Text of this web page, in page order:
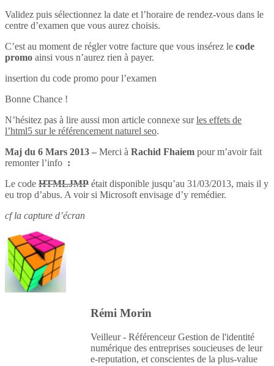
Validez puis sélectionnez la date et l’horaire de rendez-vous dans le
centre d’examen que vous aurez choisis.
C’est au moment de régler votre facture que vous insérez le code
promo ainsi vous n’aurez rien à payer.
insertion du code promo pour l’examen
Bonne Chance !
N’hésitez pas à lire aussi mon article connexe surles effets de
l’html5 sur le référencement naturel seo.
Maj du 6 Mars 2013 – Merci à Rachid Fhaiem pour m’avoir fait
remonter l’info :
Le code HTMLJMP était disponible jusqu’au 31/03/2013, mais il y
eu trop d’abus. A voir si Microsoft envisage d’y remédier.
cf la capture d’écran
Rémi Morin
Veilleur - Référenceur Gestion de l'identité
numérique des entreprises soucieuses de leur
e-reputation, et conscientes de la plus-value